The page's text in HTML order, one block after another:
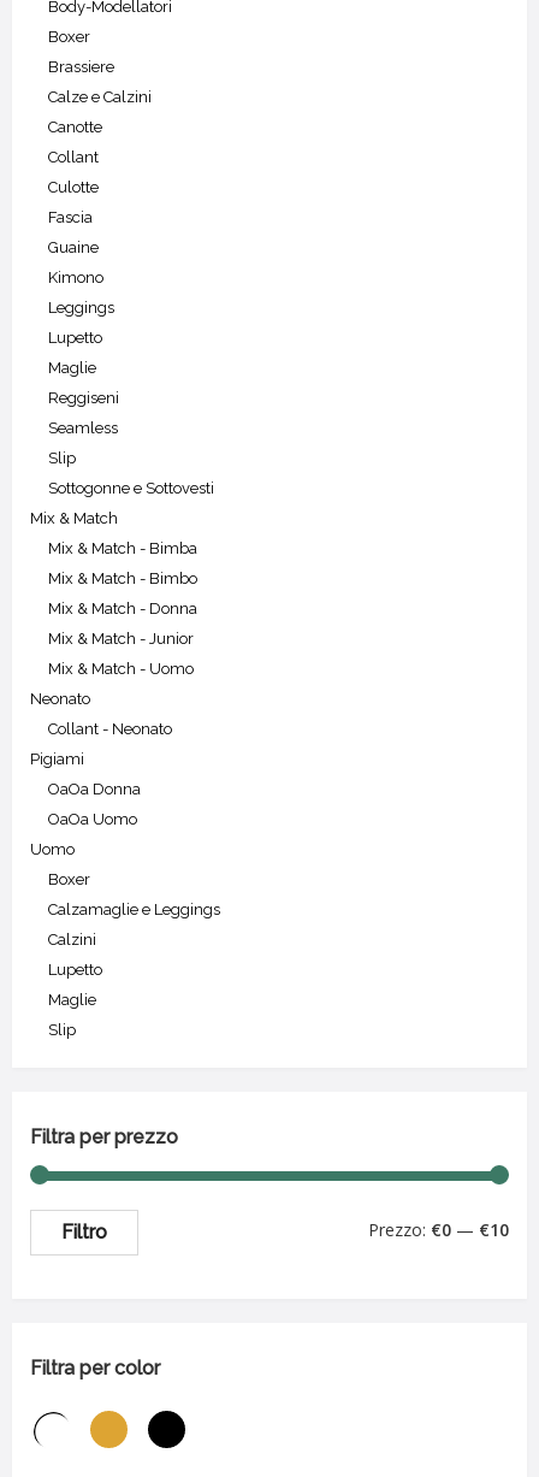
Body-Modellatori
Boxer
Brassiere
Calze e Calzini
Canotte
Collant
Culotte
Fascia
Guaine
Kimono
Leggings
Lupetto
Maglie
Reggiseni
Seamless
Slip
Sottogonne e Sottovesti
Mix & Match
Mix & Match - Bimba
Mix & Match - Bimbo
Mix & Match - Donna
Mix & Match - Junior
Mix & Match - Uomo
Neonato
Collant - Neonato
Pigiami
OaOa Donna
OaOa Uomo
Uomo
Boxer
Calzamaglie e Leggings
Calzini
Lupetto
Maglie
Slip
Filtra per prezzo
Filtro Prezzo: €0 — €10
Filtra per color